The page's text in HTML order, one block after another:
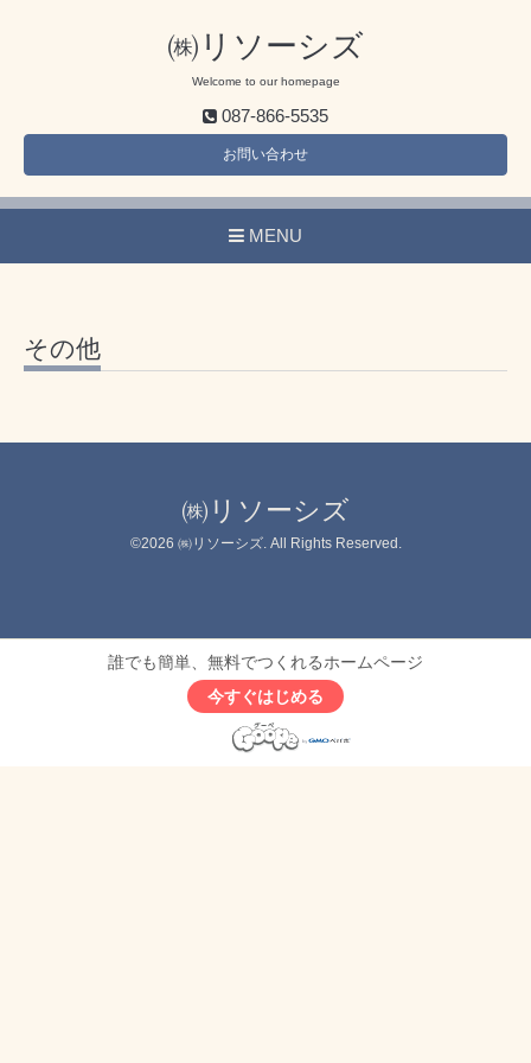
㈱リソーシズ
Welcome to our homepage
087-866-5535
お問い合わせ
MENU
その他
㈱リソーシズ
©2026 ㈱リソーシズ. All Rights Reserved.
誰でも簡単、無料でつくれるホームページ
今すぐはじめる